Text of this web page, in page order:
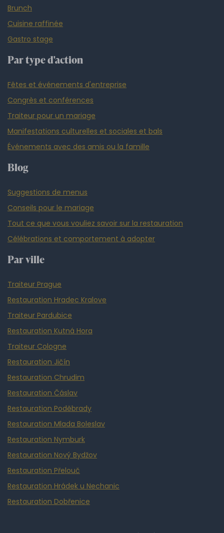
Brunch
Cuisine raffinée
Gastro stage
Par type d'action
Fêtes et événements d'entreprise
Congrès et conférences
Traiteur pour un mariage
Manifestations culturelles et sociales et bals
Événements avec des amis ou la famille
Blog
Suggestions de menus
Conseils pour le mariage
Tout ce que vous vouliez savoir sur la restauration
Célébrations et comportement à adopter
Par ville
Traiteur Prague
Restauration Hradec Kralove
Traiteur Pardubice
Restauration Kutná Hora
Traiteur Cologne
Restauration Jičín
Restauration Chrudim
Restauration Čáslav
Restauration Poděbrady
Restauration Mlada Boleslav
Restauration Nymburk
Restauration Nový Bydžov
Restauration Přelouč
Restauration Hrádek u Nechanic
Restauration Dobřenice